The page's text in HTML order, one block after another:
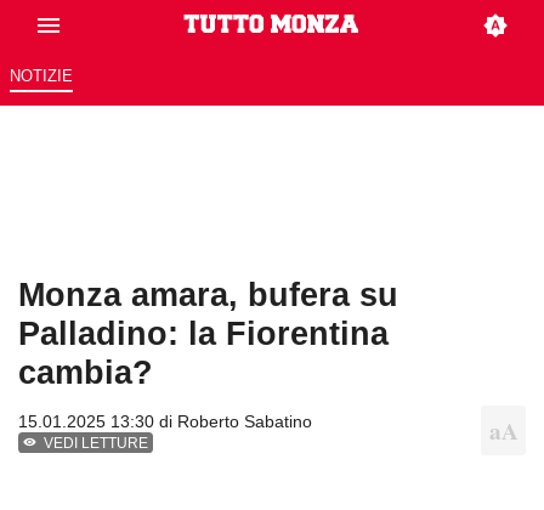
NOTIZIE
Monza amara, bufera su
Palladino: la Fiorentina
cambia?
15.01.2025 13:30 di Roberto Sabatino
VEDI LETTURE